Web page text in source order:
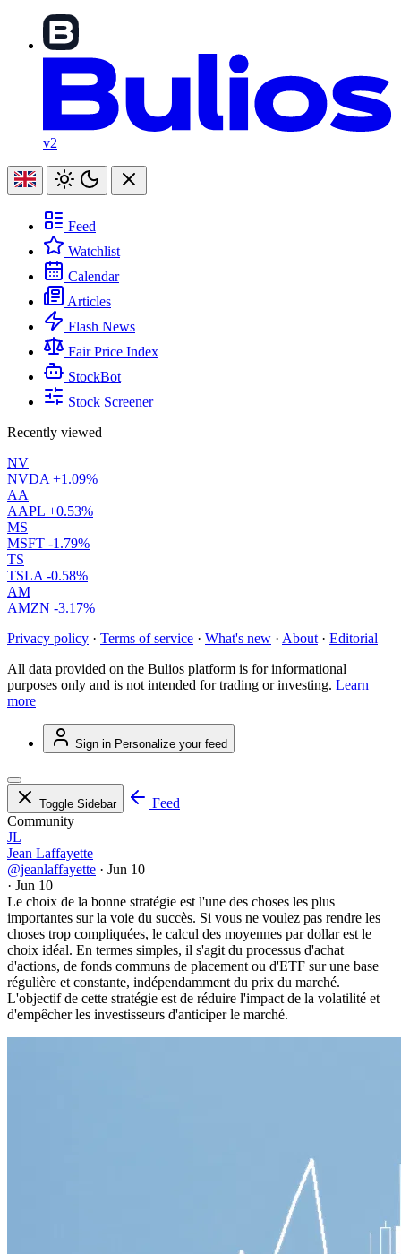
v2
Feed
Watchlist
Calendar
Articles
Flash News
Fair Price Index
StockBot
Stock Screener
Recently viewed
NV
NVDA +1.09%
AA
AAPL +0.53%
MS
MSFT -1.79%
TS
TSLA -0.58%
AM
AMZN -3.17%
Privacy policy · Terms of service · What's new · About · Editorial
All data provided on the Bulios platform is for informational
purposes only and is not intended for trading or investing. Learn
more
Sign in Personalize your feed
Toggle Sidebar
Feed
Community
JL
Jean Laffayette
@jeanlaffayette · Jun 10
· Jun 10
Le choix de la bonne stratégie est l'une des choses les plus
importantes sur la voie du succès. Si vous ne voulez pas rendre les
choses trop compliquées, le calcul des moyennes par dollar est le
choix idéal. En termes simples, il s'agit du processus d'achat
d'actions, de fonds communs de placement ou d'ETF sur une base
régulière et constante, indépendamment du prix du marché.
L'objectif de cette stratégie est de réduire l'impact de la volatilité et
d'empêcher les investisseurs d'anticiper le marché.